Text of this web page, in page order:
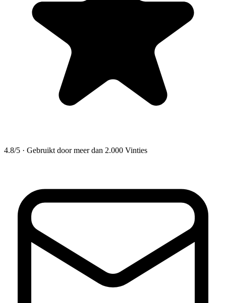
4.8/5 · Gebruikt door meer dan 2.000 Vinties